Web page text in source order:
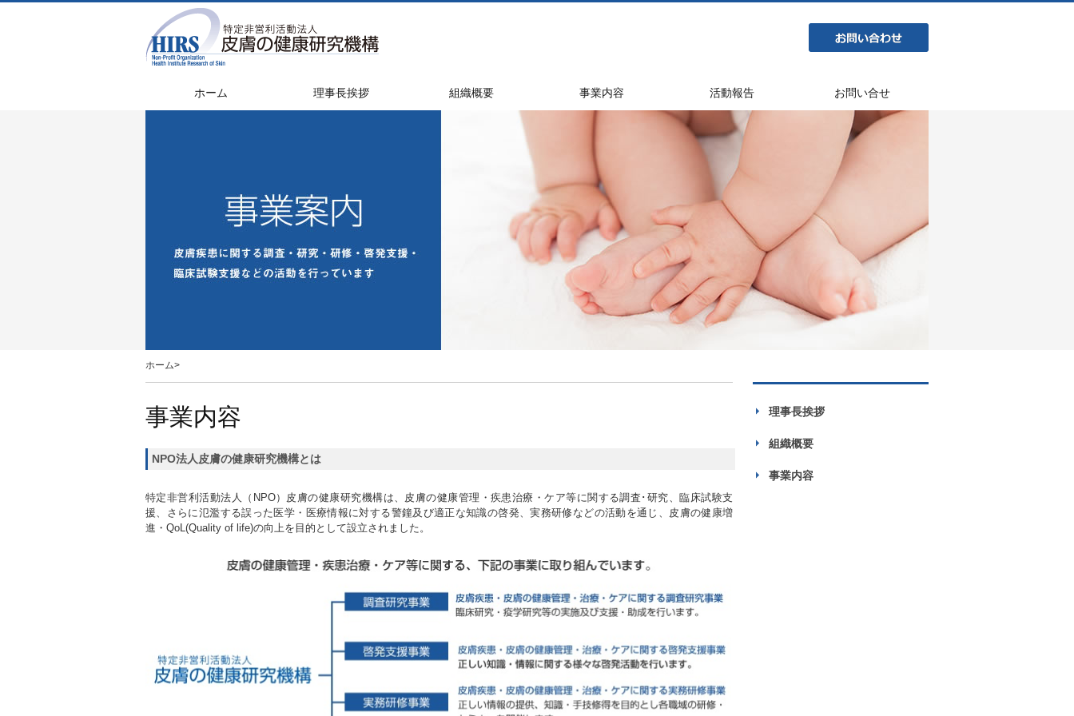
ホーム 理事長挨拶 組織概要 事業内容 活動報告 お問い合せ
ホーム>
事業内容
NPO法人皮膚の健康研究機構とは
特定非営利活動法人（NPO）皮膚の健康研究機構は、皮膚の健康管理・疾患治療・ケア等に関する調査･研究、臨床試験支
援、さらに氾濫する誤った医学・医療情報に対する警鐘及び適正な知識の啓発、実務研修などの活動を通じ、皮膚の健康増
進・QoL(Quality of life)の向上を目的として設立されました。
理事長挨拶
組織概要
事業内容